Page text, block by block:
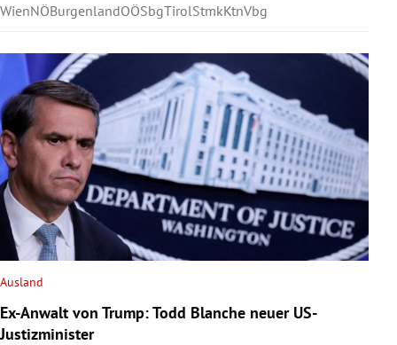
Untermenü
Untermenü
Untermenü
Untermenü
WienNÖBurgenlandOÖSbgTirolStmkKtnVbg
Ausland
Ex-Anwalt von Trump: Todd Blanche neuer US-
Justizminister